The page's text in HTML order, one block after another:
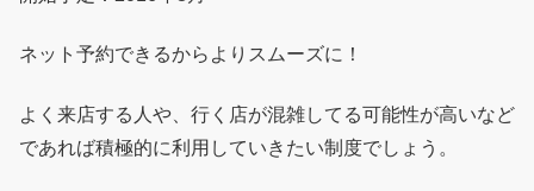
ネット予約できるからよりスムーズに！
よく来店する人や、行く店が混雑してる可能性が高いなど
であれば積極的に利用していきたい制度でしょう。